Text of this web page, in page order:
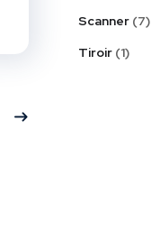
Scanner 7
Tiroir 1